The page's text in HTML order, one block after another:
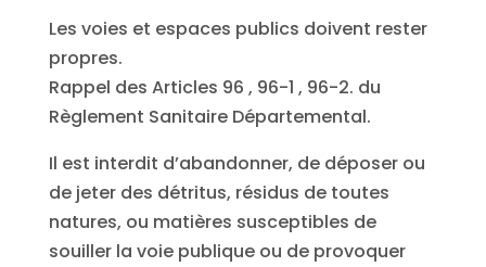
Les voies et espaces publics doivent rester
propres.
Rappel des Articles 96 , 96-1 , 96-2. du
Règlement Sanitaire Départemental.
Il est interdit d’abandonner, de déposer ou
de jeter des détritus, résidus de toutes
natures, ou matières susceptibles de
souiller la voie publique ou de provoquer